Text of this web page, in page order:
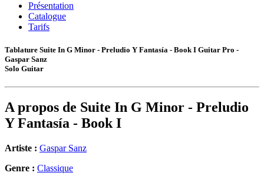
Présentation
Catalogue
Tarifs
Tablature Suite In G Minor - Preludio Y Fantasía - Book I Guitar Pro -
Gaspar Sanz
Solo Guitar
A propos de Suite In G Minor - Preludio
Y Fantasía - Book I
Artiste : Gaspar Sanz
Genre : Classique